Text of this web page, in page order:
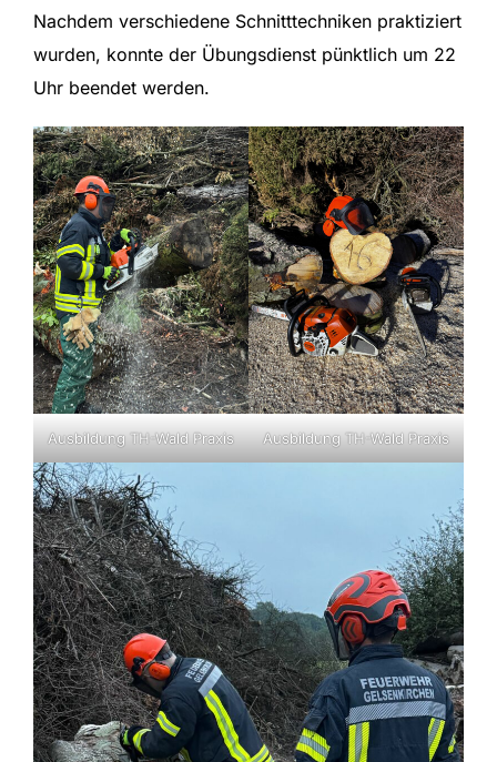
Nachdem verschiedene Schnitttechniken praktiziert
wurden, konnte der Übungsdienst pünktlich um 22
Uhr beendet werden.
Ausbildung TH-Wald Praxis Ausbildung TH-Wald Praxis